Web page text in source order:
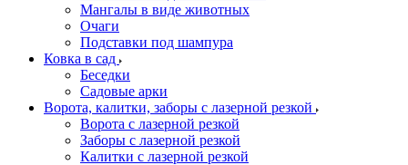
Мангалы в виде животных
Очаги
Подставки под шампура
Ковка в сад
Беседки
Садовые арки
Ворота, калитки, заборы с лазерной резкой
Ворота с лазерной резкой
Заборы с лазерной резкой
Калитки с лазерной резкой